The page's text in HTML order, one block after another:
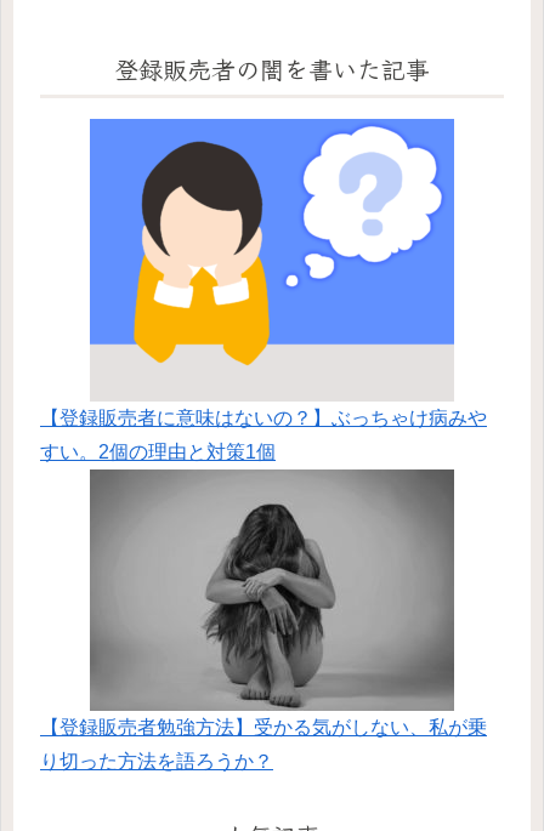
登録販売者の闇を書いた記事
【登録販売者に意味はないの？】ぶっちゃけ病みや
すい。2個の理由と対策1個
【登録販売者勉強方法】受かる気がしない、私が乗
り切った方法を語ろうか？